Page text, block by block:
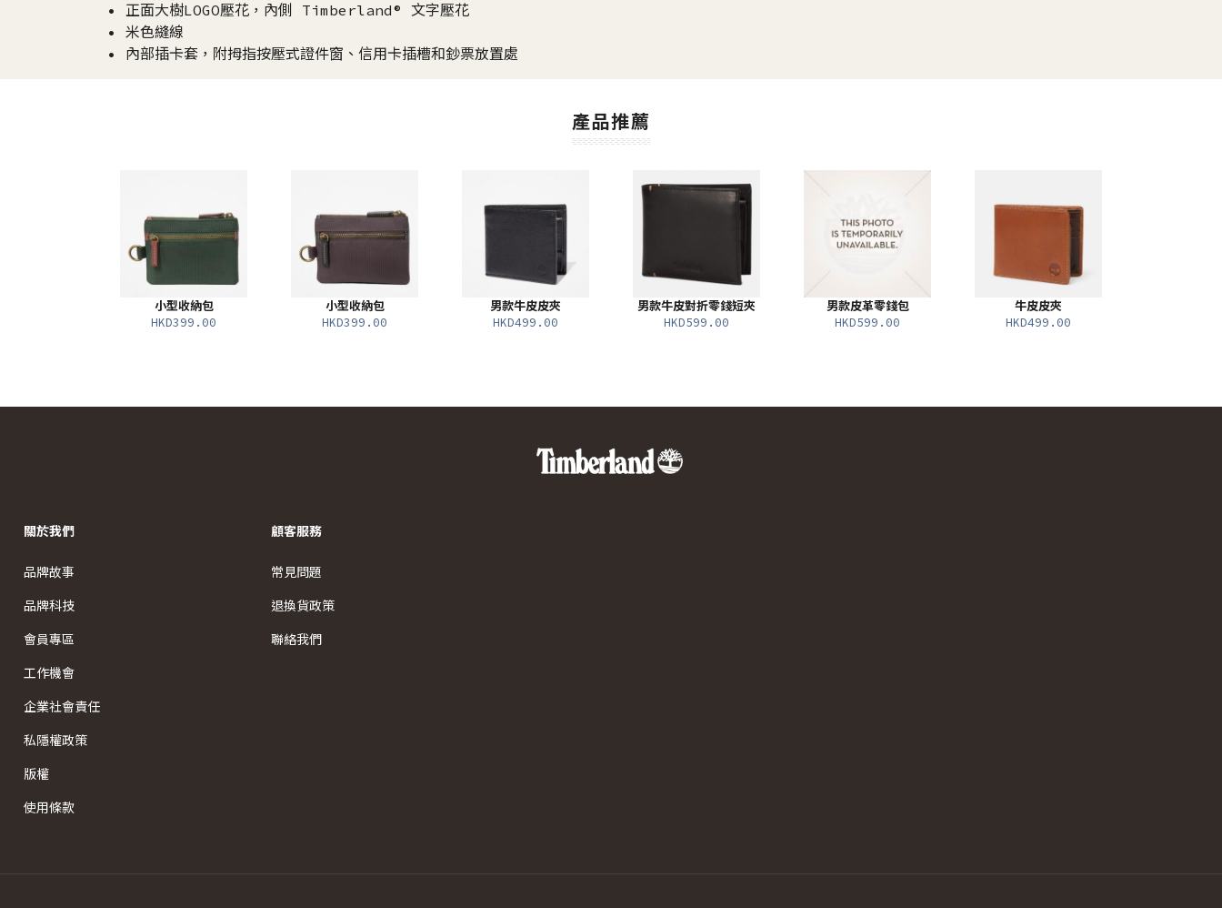
• 正面大樹LOGO壓花，內側 Timberland® 文字壓花
• 米色縫線
• 內部插卡套，附拇指按壓式證件窗、信用卡插槽和鈔票放置處
產品推薦
小型收納包
HKD399.00
小型收納包
HKD399.00
男款牛皮皮夾
HKD499.00
男款牛皮對折零錢短夾
HKD599.00
男款皮革零錢包
HKD599.00
牛皮皮夾
HKD499.00
關於我們
品牌故事
品牌科技
會員專區
工作機會
企業社會責任
私隱權政策
版權
使用條款
顧客服務
常見問題
退換貨政策
聯絡我們